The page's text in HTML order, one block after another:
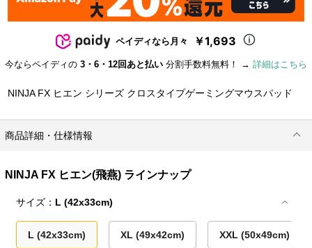
ペイディなら月々 ￥1,693
今ならペイディの 3・6・12回あと払い 分割手数料無料！ → 詳細はこちら
NINJA FX ヒエン シリーズ クロスタイプゲーミングマウスパッド
商品詳細・仕様情報
NINJA FX ヒエン(飛燕) ラインナップ
サイズ： L (42x33cm)
L (42x33cm) XL (49x42cm) XXL (50x49cm)